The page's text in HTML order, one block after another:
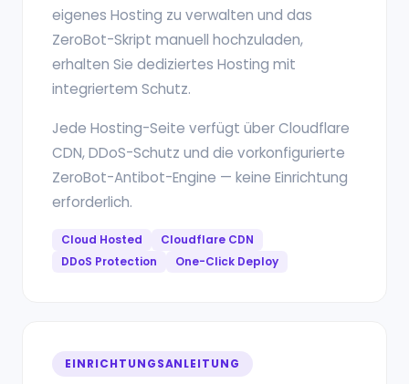
eigenes Hosting zu verwalten und das
ZeroBot-Skript manuell hochzuladen,
erhalten Sie dediziertes Hosting mit
integriertem Schutz.
Jede Hosting-Seite verfügt über Cloudflare
CDN, DDoS-Schutz und die vorkonfigurierte
ZeroBot-Antibot-Engine — keine Einrichtung
erforderlich.
Cloud Hosted
Cloudflare CDN
DDoS Protection
One-Click Deploy
EINRICHTUNGSANLEITUNG